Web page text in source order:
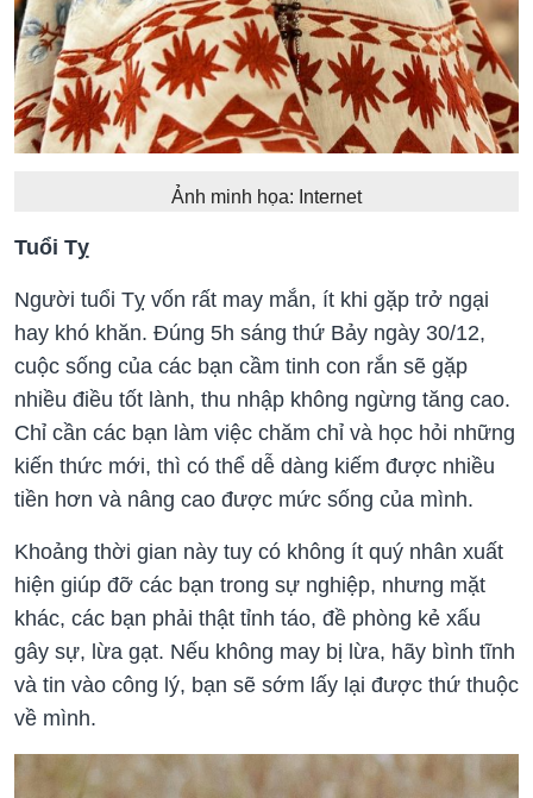
Ảnh minh họa: Internet
Tuổi Tỵ
Người tuổi Tỵ vốn rất may mắn, ít khi gặp trở ngại
hay khó khăn. Đúng 5h sáng thứ Bảy ngày 30/12,
cuộc sống của các bạn cầm tinh con rắn sẽ gặp
nhiều điều tốt lành, thu nhập không ngừng tăng cao.
Chỉ cần các bạn làm việc chăm chỉ và học hỏi những
kiến ​​thức mới, thì có thể dễ dàng kiếm được nhiều
tiền hơn và nâng cao được mức sống của mình.
Khoảng thời gian này tuy có không ít quý nhân xuất
hiện giúp đỡ các bạn trong sự nghiệp, nhưng mặt
khác, các bạn phải thật tỉnh táo, đề phòng kẻ xấu
gây sự, lừa gạt. Nếu không may bị lừa, hãy bình tĩnh
và tin vào công lý, bạn sẽ sớm lấy lại được thứ thuộc
về mình.